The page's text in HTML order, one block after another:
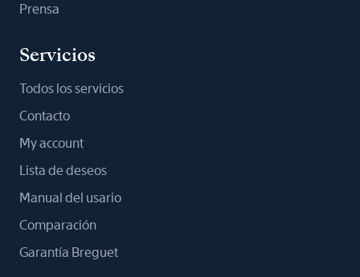
Prensa
Servicios
Todos los servicios
Contacto
My account
Lista de deseos
Manual del usario
Comparación
Garantía Breguet